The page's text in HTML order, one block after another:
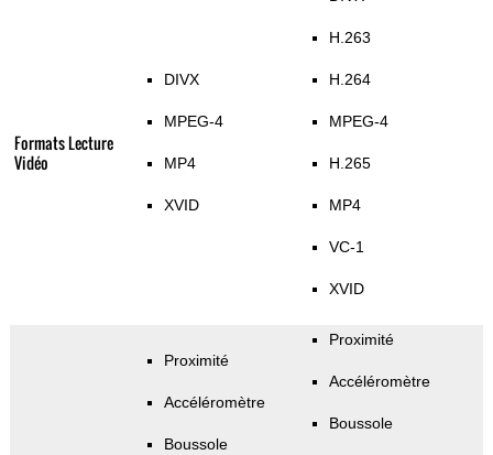
Formats Lecture
Vidéo
DIVX
MPEG-4
MP4
XVID
H.263
H.264
MPEG-4
H.265
MP4
VC-1
XVID
Proximité
Accéléromètre
Boussole
Proximité
Accéléromètre
Boussole